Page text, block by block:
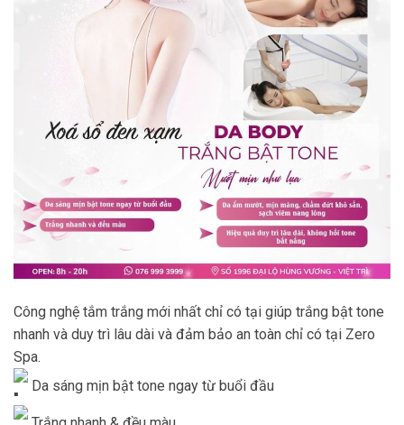
Công nghệ tắm trắng mới nhất chỉ có tại giúp trắng bật tone
nhanh và duy trì lâu dài và đảm bảo an toàn chỉ có tại Zero
Spa.
Da sáng mịn bật tone ngay từ buổi đầu